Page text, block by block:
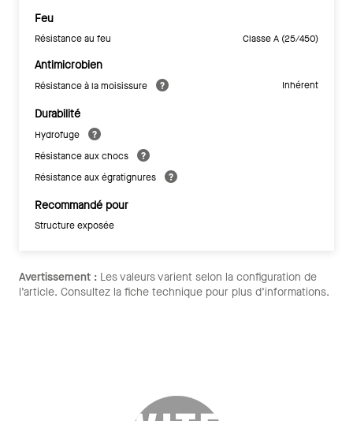
Feu
Résistance au feu Classe A (25/450)
Antimicrobien
Résistance à la moisissure Inhérent
Durabilité
Hydrofuge
Résistance aux chocs
Résistance aux égratignures
Recommandé pour
Structure exposée
Avertissement : Les valeurs varient selon la configuration de
l’article. Consultez la fiche technique pour plus d’informations.